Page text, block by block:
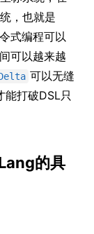
，也就是
式编程可以
可以越来越
可以无缝
能打破DSL只
的具